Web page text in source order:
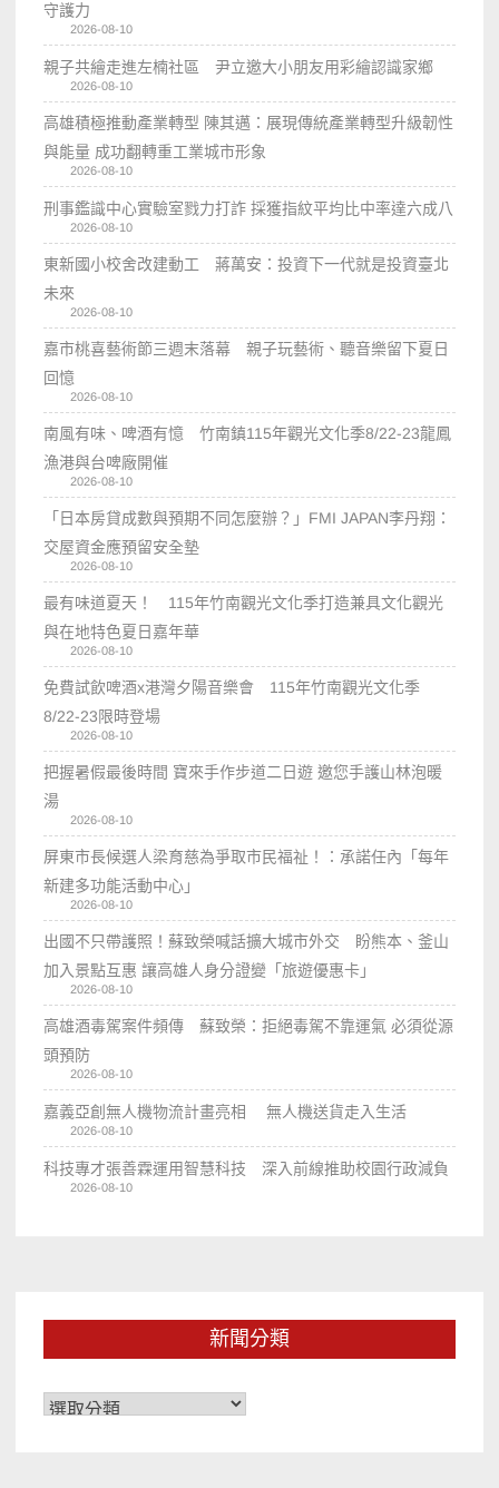
守護力
2026-08-10
親子共繪走進左楠社區 尹立邀大小朋友用彩繪認識家鄉
2026-08-10
高雄積極推動產業轉型 陳其邁：展現傳統產業轉型升級韌性
與能量 成功翻轉重工業城市形象
2026-08-10
刑事鑑識中心實驗室戮力打詐 採獲指紋平均比中率達六成八
2026-08-10
東新國小校舍改建動工 蔣萬安：投資下一代就是投資臺北
未來
2026-08-10
嘉市桃喜藝術節三週末落幕 親子玩藝術、聽音樂留下夏日
回憶
2026-08-10
南風有味、啤酒有憶 竹南鎮115年觀光文化季8/22-23龍鳳
漁港與台啤廠開催
2026-08-10
「日本房貸成數與預期不同怎麼辦？」FMI JAPAN李丹翔：
交屋資金應預留安全墊
2026-08-10
最有味道夏天！ 115年竹南觀光文化季打造兼具文化觀光
與在地特色夏日嘉年華
2026-08-10
免費試飲啤酒x港灣夕陽音樂會 115年竹南觀光文化季
8/22-23限時登場
2026-08-10
把握暑假最後時間 寶來手作步道二日遊 邀您手護山林泡暖
湯
2026-08-10
屏東市長候選人梁育慈為爭取市民福祉！：承諾任內「每年
新建多功能活動中心」
2026-08-10
出國不只帶護照！蘇致榮喊話擴大城市外交 盼熊本、釜山
加入景點互惠 讓高雄人身分證變「旅遊優惠卡」
2026-08-10
高雄酒毒駕案件頻傳 蘇致榮：拒絕毒駕不靠運氣 必須從源
頭預防
2026-08-10
嘉義亞創無人機物流計畫亮相 無人機送貨走入生活
2026-08-10
科技專才張善霖運用智慧科技 深入前線推助校園行政減負
2026-08-10
新聞分類
新